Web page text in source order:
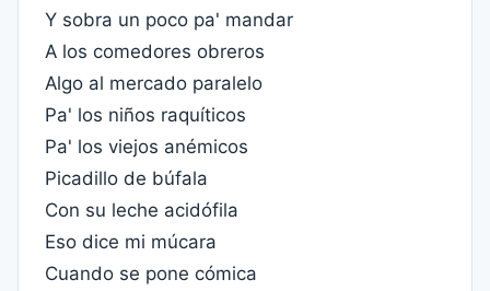
Y sobra un poco pa' mandar
A los comedores obreros
Algo al mercado paralelo
Pa' los niños raquíticos
Pa' los viejos anémicos
Picadillo de búfala
Con su leche acidófila
Eso dice mi múcara
Cuando se pone cómica